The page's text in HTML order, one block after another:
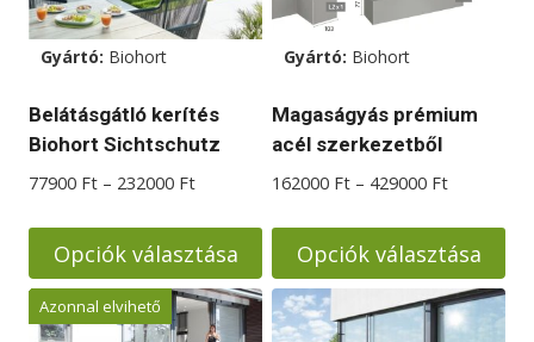
termékoldalon
választhatók
termékoldalon
választhatók
Gyártó: Biohort
Belátásgátló kerítés
Biohort Sichtschutz
77900 Ft – 232000 FtÁrtartomány:
232000 Ft
Opciók választása
Ennek
a
Gyártó: Biohort
Magaságyás prémium
acél szerkezetből
162000 Ft – 429000 Ft
429000 Ft
Opciók választása
Ennek
a
Azonnal elvihető